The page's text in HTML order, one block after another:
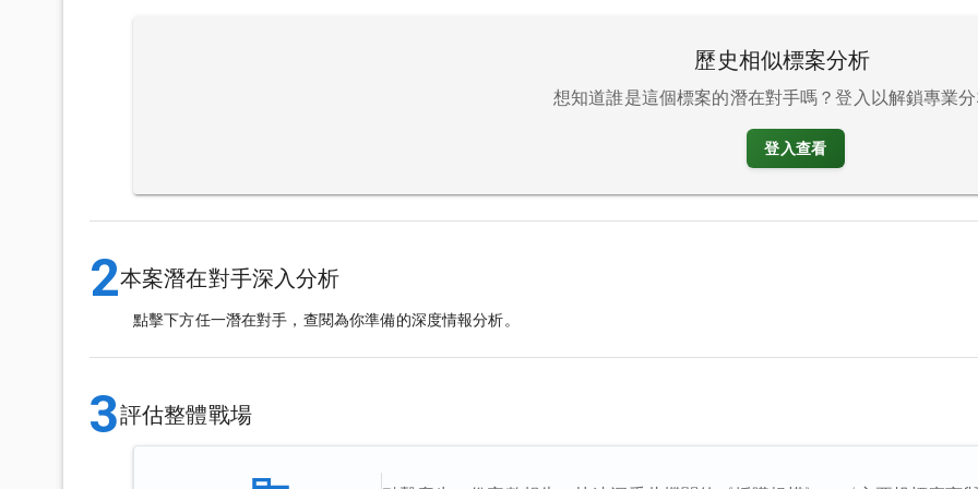
歷史相似標案分析
想知道誰是這個標案的潛在對手嗎？登入以解鎖專業
登入查看
2本案潛在對手深入分析
點擊下方任一潛在對手，查閱為你準備的深度情報分析。
3評估整體戰場